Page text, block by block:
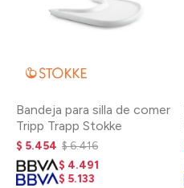
Bandeja para silla de comer
Tripp Trapp Stokke
$ 5.454 $6.416
$ 4.491
$ 5.133